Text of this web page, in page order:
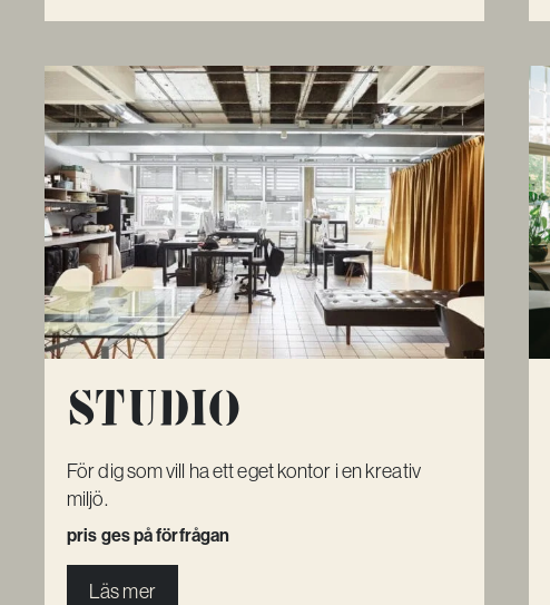
Studio
För dig som vill ha ett eget kontor i en kreativ
miljö.
pris ges på förfrågan
Läs mer